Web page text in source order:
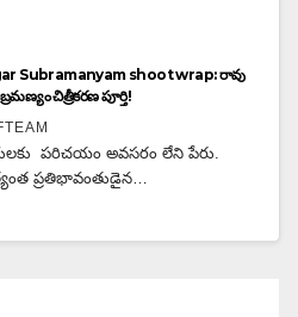
Subramanyam shoot wrap: రావు
చిత్రీకరణ పూర్తి!
పరిచయం అవసరం లేని పేరు.
ప్రతిభావంతుడైన…